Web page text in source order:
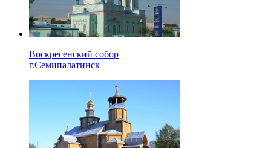
Воскресенский собор
г.Семипалатинск